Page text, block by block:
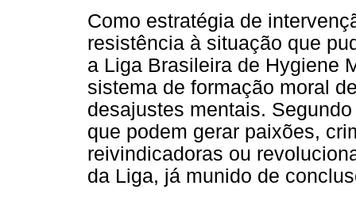
Como estratégia de
resistência à situação que
a Liga Brasileira de Hygiene
sistema de formação moral
desajustes mentais.
que podem gerar paixões,
reivindicadoras ou
da Liga, já munido de